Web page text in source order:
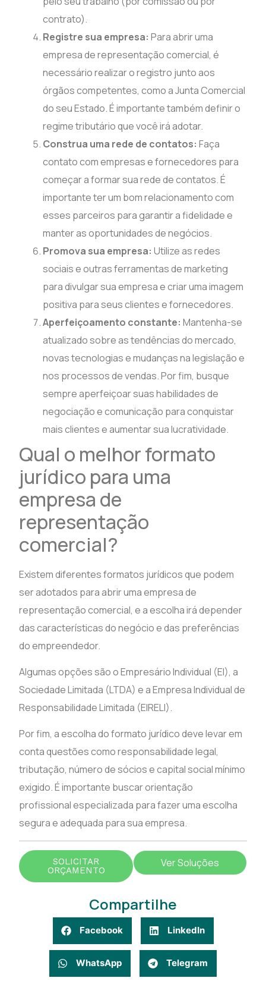
contrato).
Registre sua empresa:Para abrir uma
empresa de representação comercial, é
necessário realizar o registro junto aos
órgãos competentes, como a Junta Comercial
do seu Estado. É importante também definir o
regime tributário que você irá adotar.
Construa uma rede de contatos:Faça
contato com empresas e fornecedores para
começar a formar sua rede de contatos. É
importante ter um bom relacionamento com
esses parceiros para garantir a fidelidade e
manter as oportunidades de negócios.
Promova sua empresa:Utilize as redes
sociais e outras ferramentas de marketing
para divulgar sua empresa e criar uma imagem
positiva para seus clientes e fornecedores.
Aperfeiçoamento constante:Mantenha-se
atualizado sobre as tendências do mercado,
novas tecnologias e mudanças na legislação e
nos processos de vendas. Por fim, busque
sempre aperfeiçoar suas habilidades de
negociação e comunicação para conquistar
mais clientes e aumentar sua lucratividade.
Qual o melhor formato
jurídico para uma
empresa de
representação
comercial?
Existem diferentes formatos jurídicos que podem
ser adotados para abrir uma empresa de
representação comercial, e a escolha irá depender
das características do negócio e das preferências
do empreendedor.
Algumas opções são o Empresário Individual (EI), a
Sociedade Limitada (LTDA) e a Empresa Individual de
Responsabilidade Limitada (EIRELI).
Por fim, a escolha do formato jurídico deve levar em
conta questões como responsabilidade legal,
tributação, número de sócios e capital social mínimo
exigido. É importante buscar orientação
profissional especializada para fazer uma escolha
segura e adequada para sua empresa.
SOLICITAR
ORÇAMENTO
Ver Soluções
Compartilhe
Facebook LinkedIn
WhatsApp Telegram